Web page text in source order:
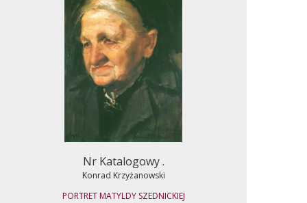
Nr Katalogowy .
Konrad Krzyżanowski
PORTRET MATYLDY SZEDNICKIEJ